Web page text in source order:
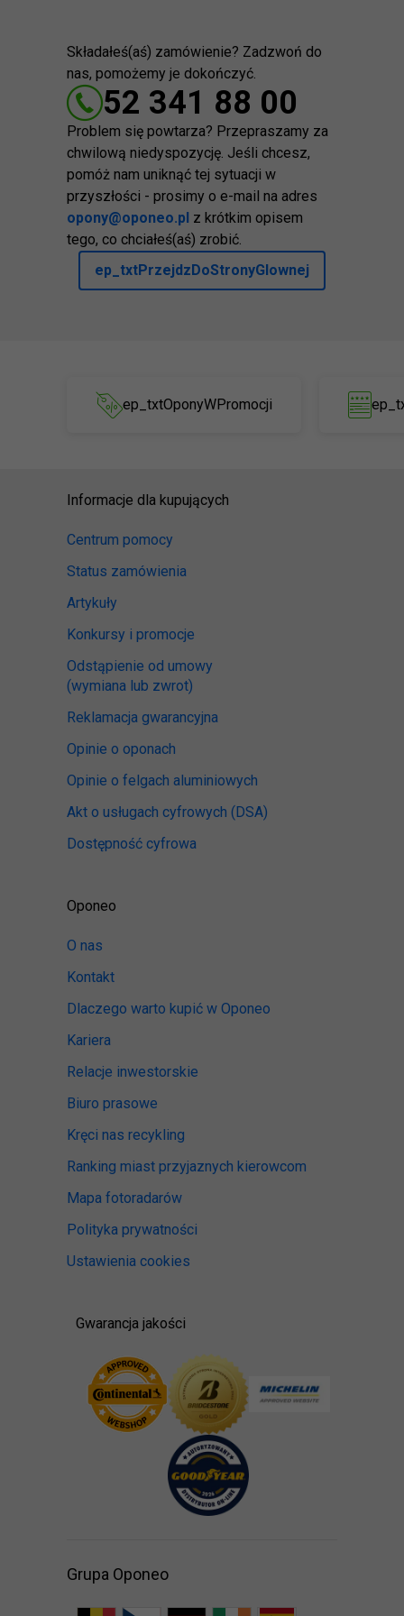
Składałeś(aś) zamówienie? Zadzwoń do
nas, pomożemy je dokończyć.
52 341 88 00
Problem się powtarza? Przepraszamy za
chwilową niedyspozycję. Jeśli chcesz,
pomóż nam uniknąć tej sytuacji w
przyszłości - prosimy o e-mail na adres
opony@oponeo.pl z krótkim opisem
tego, co chciałeś(aś) zrobić.
ep_txtPrzejdzDoStronyGlownej
ep_txtOponyWPromocji
Informacje dla kupujących
Centrum pomocy
Status zamówienia
Artykuły
Konkursy i promocje
Odstąpienie od umowy
(wymiana lub zwrot)
Reklamacja gwarancyjna
Opinie o oponach
Opinie o felgach aluminiowych
Akt o usługach cyfrowych (DSA)
Dostępność cyfrowa
Oponeo
O nas
Kontakt
Dlaczego warto kupić w Oponeo
Kariera
Relacje inwestorskie
Biuro prasowe
Kręci nas recykling
Ranking miast przyjaznych kierowcom
Mapa fotoradarów
Polityka prywatności
Ustawienia cookies
Gwarancja jakości
Grupa Oponeo